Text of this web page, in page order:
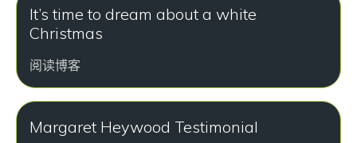
It’s time to dream about a white
Christmas
阅读博客
Margaret Heywood Testimonial